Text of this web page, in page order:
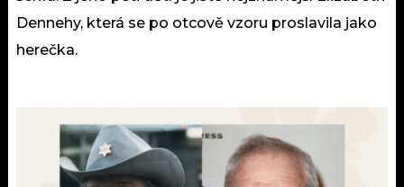
Dennehy, která se po otcově vzoru proslavila jako
herečka.